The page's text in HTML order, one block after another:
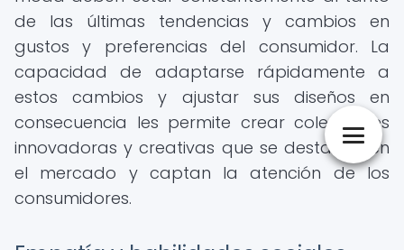
de las últimas tendencias y cambios en
gustos y preferencias del consumidor. La
capacidad de adaptarse rápidamente a
estos cambios y ajustar sus diseños en
consecuencia les permite crear colecciones
innovadoras y creativas que se destacan en
el mercado y captan la atención de los
consumidores.